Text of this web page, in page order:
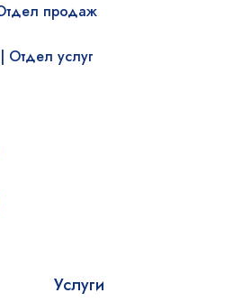
продаж
Отдел услуг
Услуги